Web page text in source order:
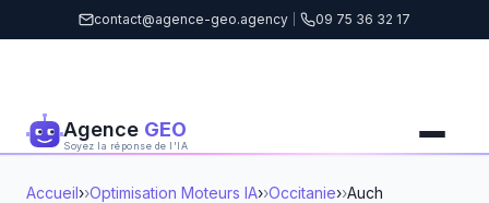
contact@agence-geo.agency 09 75 36 32 17
Agence GEO
Soyez la réponse de l'IA
Accueil› Optimisation Moteurs IA› Occitanie› Auch